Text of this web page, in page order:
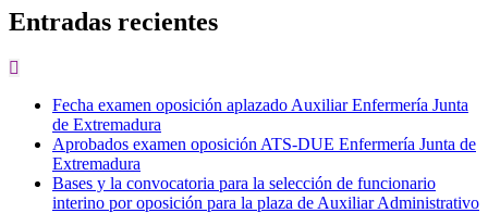
Entradas recientes
Fecha examen oposición aplazado Auxiliar Enfermería Junta
de Extremadura
Aprobados examen oposición ATS-DUE Enfermería Junta de
Extremadura
Bases y la convocatoria para la selección de funcionario
interino por oposición para la plaza de Auxiliar Administrativo